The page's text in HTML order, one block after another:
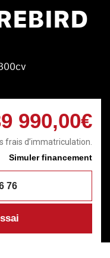
990,00€
frais d’immatriculation.
Simuler financement
76